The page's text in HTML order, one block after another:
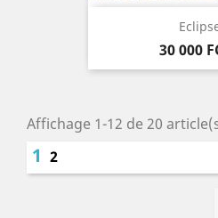
Prix
30 000
Affichage 1-12 de 20
1 2